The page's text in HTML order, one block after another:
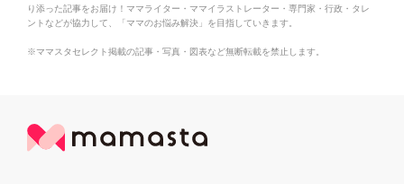
り添った記事をお届け！ママライター・ママイラストレーター・専門家・行政・タレ
ントなどが協力して、「ママのお悩み解決」を目指していきます。
※ママスタセレクト掲載の記事・写真・図表など無断転載を禁止します。